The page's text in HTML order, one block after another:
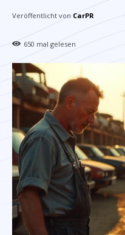
Veröffentlicht von CarPR
650 mal gelesen